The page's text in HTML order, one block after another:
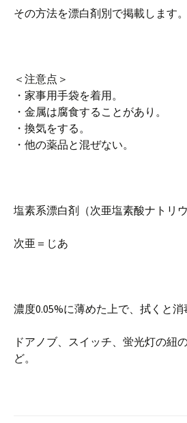
その方法を漂白剤別で掲載します。
＜注意点＞
・家事用手袋を着用。
・金属は腐食することがあり。
・換気をする。
・他の薬品と混ぜない。
塩素系漂白剤（次亜塩素酸ナトリウ
次亜＝じあ
濃度0.05%に薄めた上で、拭くと消
ドアノブ、スイッチ、蛍光灯の紐
ど。